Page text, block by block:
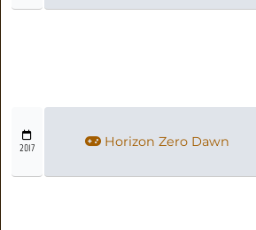
2017 Horizon Zero Dawn